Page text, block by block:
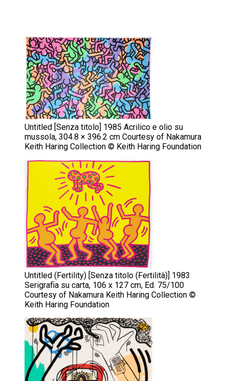
Untitled [Senza titolo] 1985 Acrilico e olio su
mussola, 304.8 × 396.2 cm Courtesy of Nakamura
Keith Haring Collection © Keith Haring Foundation
Untitled (Fertility) [Senza titolo (Fertilità)] 1983
Serigrafia su carta, 106 x 127 cm, Ed. 75/100
Courtesy of Nakamura Keith Haring Collection ©
Keith Haring Foundation